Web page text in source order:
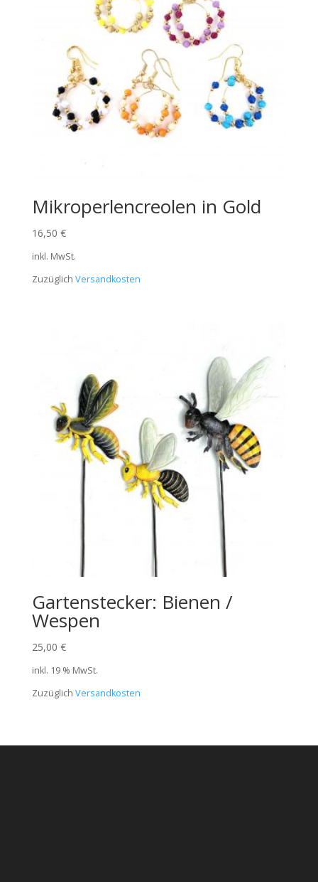
Mikroperlencreolen in Gold
16,50 €
inkl. MwSt.
Zuzüglich Versandkosten
Gartenstecker: Bienen /
Wespen
25,00 €
inkl. 19 % MwSt.
Zuzüglich Versandkosten